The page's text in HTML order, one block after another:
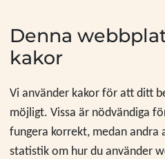
Denna
kakor
Vi använder kakor för att ditt
möjligt. Vissa är nödvändiga
fungera korrekt, medan andra
statistik om hur du använder